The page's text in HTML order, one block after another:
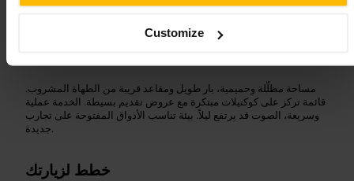
Customize
مساحة مظلّلة وحميمية، بار طويل ومقاعد قريبة من الطهاة المشروب.
قائمة تركز على كوكتيلات مبتكرة مع عروض تقديم بسيطة. الخدمة عملية
وسريعة، الصوت قد يرتفع ليلاً. بيئة تناسب الأذواق المفتوحة على تجارب
جديدة.
خطط لزيارتك